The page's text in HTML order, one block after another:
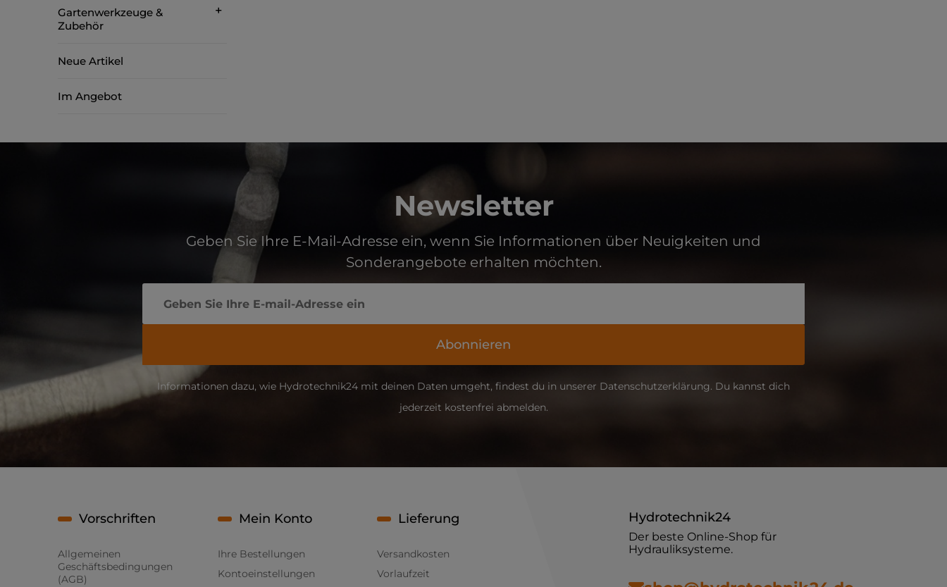
Gartenwerkzeuge &
Zubehör
Neue Artikel
Im Angebot
Newsletter
Geben Sie Ihre E-Mail-Adresse ein, wenn Sie Informationen über Neuigkeiten und
Sonderangebote erhalten möchten.
Abonnieren
Informationen dazu, wie Hydrotechnik24 mit deinen Daten umgeht, findest du in unserer Datenschutzerklärung. Du kannst dich
jederzeit kostenfrei abmelden.
Hydrotechnik24
Der beste Online-Shop für
Hydrauliksysteme.
Vorschriften
Allgemeinen
Geschäftsbedingungen
(AGB)
Mein Konto
Ihre Bestellungen
Kontoeinstellungen
Lieferung
Versandkosten
Vorlaufzeit